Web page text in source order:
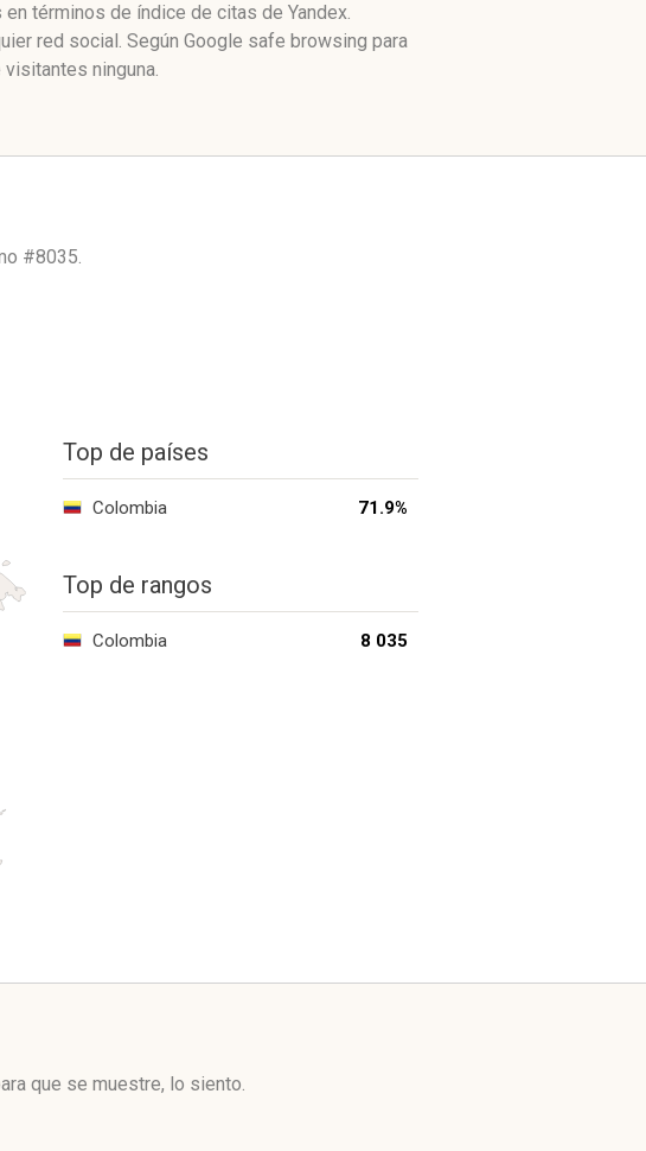
términos de índice de citas de Yandex.
red social. Según Google safe browsing para
ninguna.
#8035.
Top de países
Colombia 71.9%
Top de rangos
Colombia 8 035
que se muestre, lo siento.